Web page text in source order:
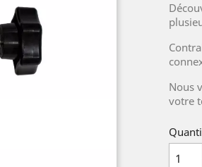
Nous
votre